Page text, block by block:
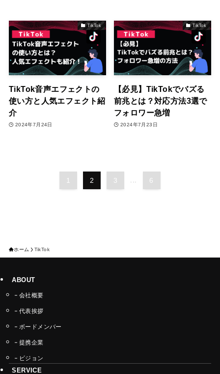
TikTok
TikTok音声エフェクトの
使い方と人気エフェクト紹
介
2024年7月24日
TikTok
【必見】TikTokでバズる
前兆とは？対応方法3選で
フォロワー急増
2024年7月23日
1 2 3 ... 6
ホーム TikTok
ABOUT
会社概要
代表挨拶
ボードメンバー
提携企業
ビジョン
SERVICE